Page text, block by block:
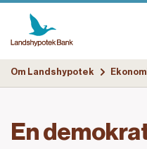
Om Landshypotek
En